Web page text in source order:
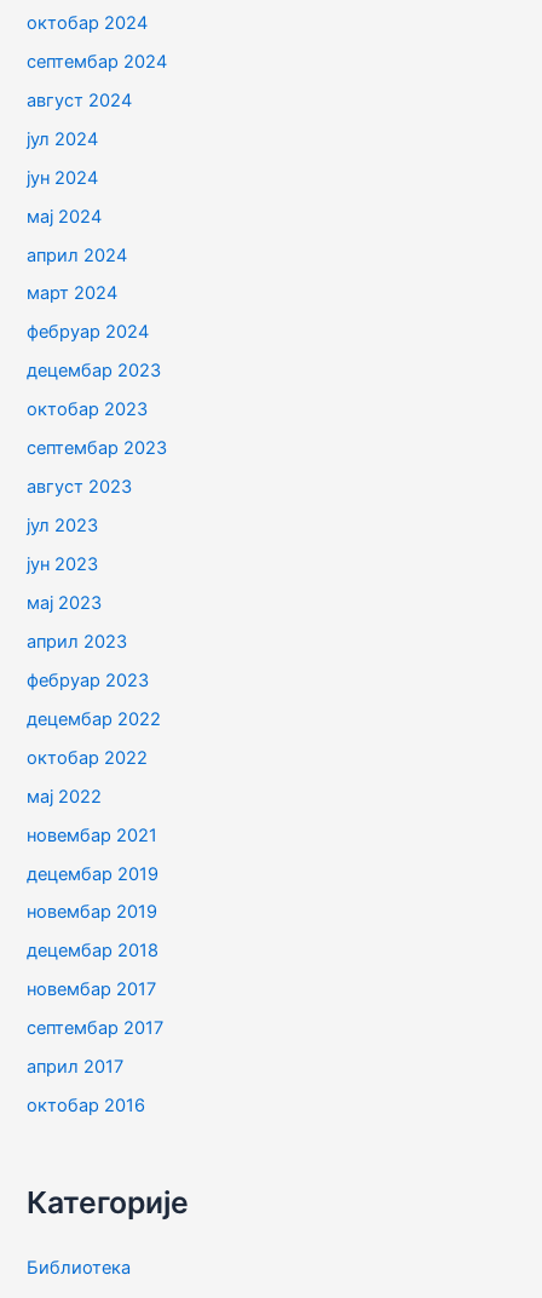
октобар 2024
септембар 2024
август 2024
јул 2024
јун 2024
мај 2024
април 2024
март 2024
фебруар 2024
децембар 2023
октобар 2023
септембар 2023
август 2023
јул 2023
јун 2023
мај 2023
април 2023
фебруар 2023
децембар 2022
октобар 2022
мај 2022
новембар 2021
децембар 2019
новембар 2019
децембар 2018
новембар 2017
септембар 2017
април 2017
октобар 2016
Категорије
Библиотека